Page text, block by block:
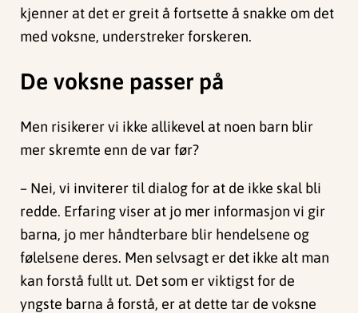
kjenner at det er greit å fortsette å snakke om det
med voksne, understreker forskeren.
De voksne passer på
Men risikerer vi ikke allikevel at noen barn blir
mer skremte enn de var før?
– Nei, vi inviterer til dialog for at de ikke skal bli
redde. Erfaring viser at jo mer informasjon vi gir
barna, jo mer håndterbare blir hendelsene og
følelsene deres. Men selvsagt er det ikke alt man
kan forstå fullt ut. Det som er viktigst for de
yngste barna å forstå, er at dette tar de voksne